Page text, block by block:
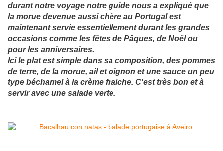
durant notre voyage notre guide nous a expliqué que
la morue devenue aussi chère au Portugal est
maintenant servie essentiellement durant les grandes
occasions comme les fêtes de Pâques, de Noël ou
pour les anniversaires.
Ici le plat est simple dans sa composition, des pommes
de terre, de la morue, ail et oignon et une sauce un peu
type béchamel à la crème fraiche. C'est très bon et à
servir avec une salade verte.